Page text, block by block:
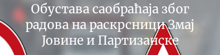
Обустава саобраћаја због
радова на раскрсници Змај
Јовине и Партизанске